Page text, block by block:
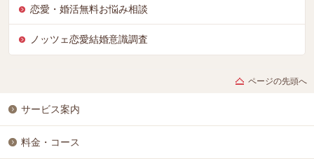
恋愛・婚活無料お悩み相談
ノッツェ恋愛結婚意識調査
ページの先頭へ
サービス案内
料金・コース